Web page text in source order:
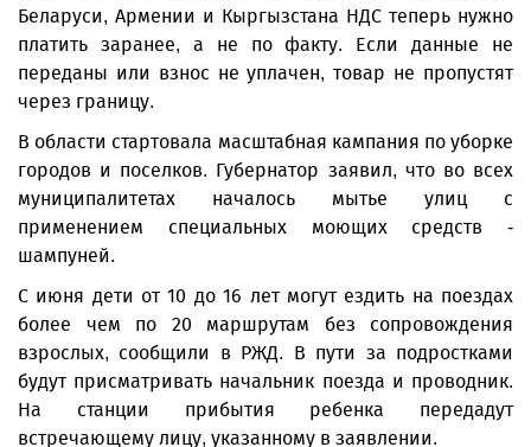
Беларуси, Армении и Кыргызстана НДС теперь нужно
платить заранее, а не по факту. Если данные не
переданы или взнос не уплачен, товар не пропустят
через границу.
В области стартовала масштабная кампания по уборке
городов и поселков. Губернатор заявил, что во всех
муниципалитетах началось мытье улиц с
применением специальных моющих средств -
шампуней.
С июня дети от 10 до 16 лет могут ездить на поездах
более чем по 20 маршрутам без сопровождения
взрослых, сообщили в РЖД. В пути за подростками
будут присматривать начальник поезда и проводник.
На станции прибытия ребенка передадут
встречающему лицу, указанному в заявлении.